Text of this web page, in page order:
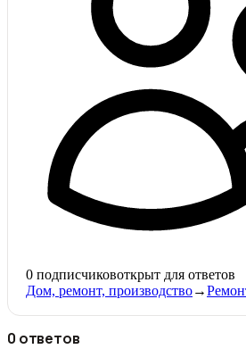
0 подписчиковоткрыт для ответов
Дом, ремонт, производство→
0 ответов